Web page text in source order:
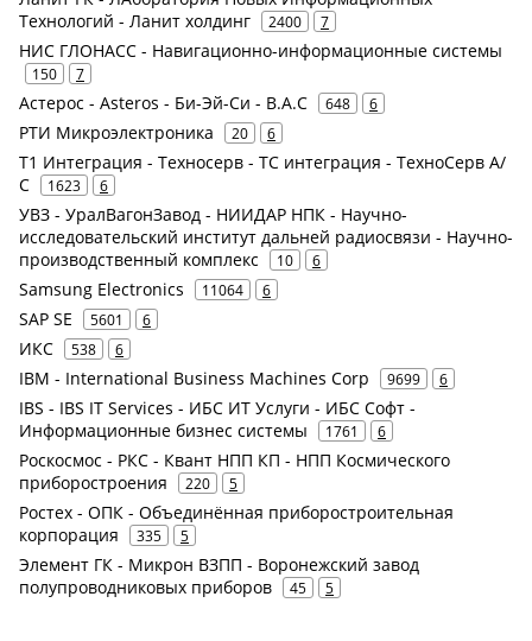
Технологий - Ланит холдинг
2400 7
НИС ГЛОНАСС - Навигационно-информационные системы
150 7
Астерос - Asteros - Би-Эй-Си - B.A.C 648 6
РТИ Микроэлектроника 20 6
Т1 Интеграция - Техносерв - ТС интеграция - ТехноСерв А/
С
1623 6
УВЗ - УралВагонЗавод - НИИДАР НПК - Научно-
исследовательский институт дальней радиосвязи - Научно-
производственный комплекс
10 6
Samsung Electronics 11064 6
SAP SE 5601 6
ИКС 538 6
IBM - International Business Machines Corp 9699 6
IBS - IBS IT Services - ИБС ИТ Услуги - ИБС Софт -
Информационные бизнес системы
1761 6
Роскосмос - РКС - Квант НПП КП - НПП Космического
приборостроения
220 5
Ростех - ОПК - Объединённая приборостроительная
корпорация
335 5
Элемент ГК - Микрон ВЗПП - Воронежский завод
полупроводниковых приборов
45 5